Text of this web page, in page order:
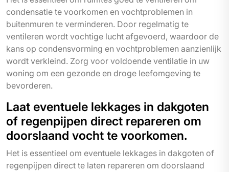
condensatie te voorkomen en vochtproblemen in
buitenmuren te verminderen. Door regelmatig te
ventileren wordt vochtige lucht afgevoerd, waardoor de
kans op condensvorming en vochtproblemen aanzienlijk
wordt verkleind. Zorg voor voldoende ventilatie in uw
woning om een gezonde en droge leefomgeving te
bevorderen.
Laat eventuele lekkages in dakgoten
of regenpijpen direct repareren om
doorslaand vocht te voorkomen.
Het is essentieel om eventuele lekkages in dakgoten of
regenpijpen direct te laten repareren om doorslaand